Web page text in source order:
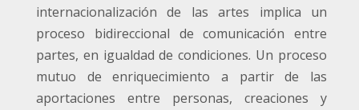
internacionalización de las artes implica un
proceso bidireccional de comunicación entre
partes, en igualdad de condiciones. Un proceso
mutuo de enriquecimiento a partir de las
aportaciones entre personas, creaciones y